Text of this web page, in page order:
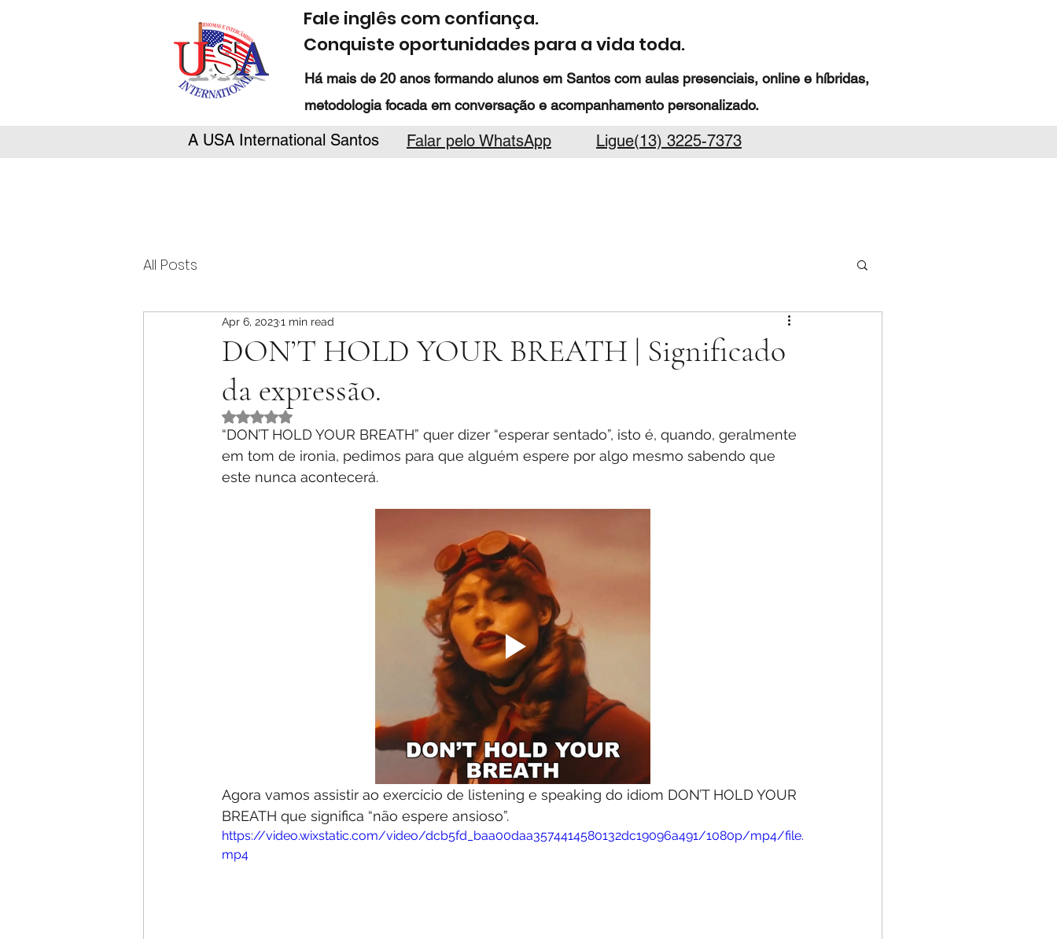
Fale inglês com confiança.
Conquiste oportunidades para a vida toda.
Há mais de 20 anos formando alunos em Santos com aulas presenciais, online e híbridas,
metodologia focada em conversação e acompanhamento personalizado.
A USA International Santos Falar pelo WhatsApp Ligue(13) 3225-7373
All Posts
DON’T HOLD YOUR BREATH | Significado
da expressão.
Apr 6, 20231 min read
Rated NaN out of 5 stars.
“DON’T HOLD YOUR BREATH” quer dizer “esperar sentado”, isto é, quando, geralmente
em tom de ironia, pedimos para que alguém espere por algo mesmo sabendo que
este nunca acontecerá.
Agora vamos assistir ao exercício de listening e speaking do idiom DON’T HOLD YOUR
BREATH que significa “não espere ansioso”.
https://video.wixstatic.com/video/dcb5fd_baa00daa3574414580132dc19096a491/1080p/mp4/file.
mp4